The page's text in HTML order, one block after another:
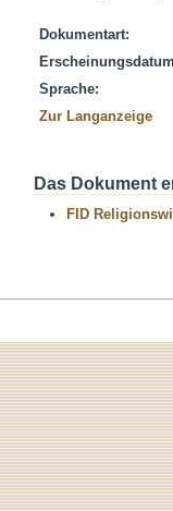
Dokumentart:
Sprache:
Zur Langanzeige
Das Dokument
FID